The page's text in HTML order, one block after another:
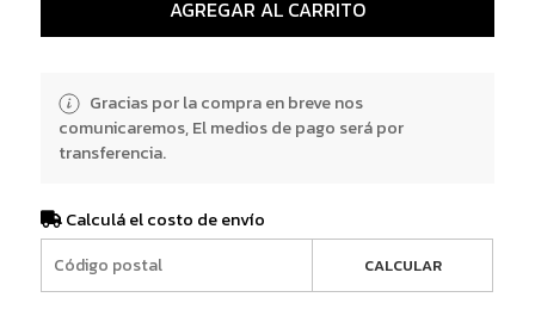
AGREGAR AL CARRITO
Gracias por la compra en breve nos
comunicaremos, El medios de pago será por
transferencia.
Calculá el costo de envío
CALCULAR